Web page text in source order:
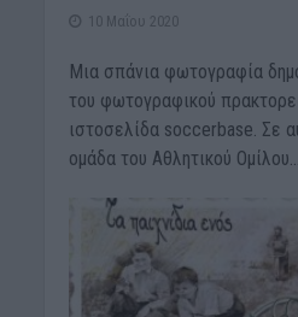
10 Μαΐου 2020
Μια σπάνια φωτογραφία
του φωτογραφικού
ιστοσελίδα soccerbase. Σε
ομάδα του Αθλητικού Ομίλου...